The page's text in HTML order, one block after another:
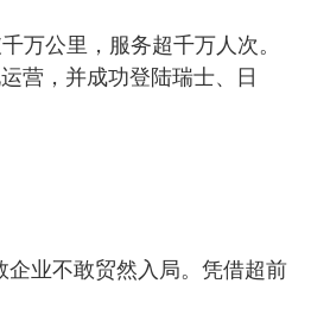
联系方式
万公里，服务超千万人次。
营，并成功登陆瑞士、日
业不敢贸然入局。凭借超前